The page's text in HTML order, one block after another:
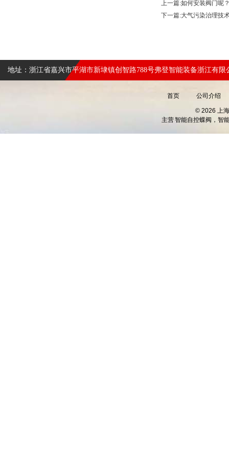
上一篇:如何安装阀门呢
下一篇:大气污染治理技
地址：浙江省嘉兴市平湖市新埭镇创智路788号弗登智能装备浙江有限
首页 公司介绍
© 2026 上
主营智能自控蝶阀，智